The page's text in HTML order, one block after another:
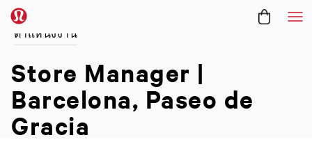
ตำแหน่งงาน
Store Manager |
Barcelona, Paseo de
Gracia